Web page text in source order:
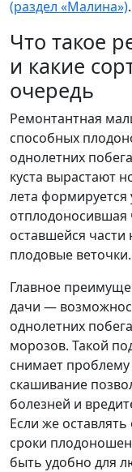
(раздел «Малина»).
Что такое
и какие
очередь
Ремонтантная
способных
однолетних
куста вырастают
лета формируется
отплодоносившая
оставшейся части
плодовые веточки.
Главное
дачи —
однолетних
морозов. Такой
снимает проблему
скашивание
болезней и
Если же
сроки
быть удобно для